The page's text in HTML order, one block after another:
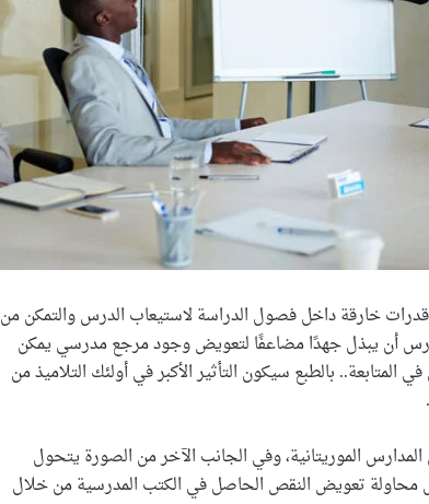
قدرات خارقة داخل فصول الدراسة لاستيعاب الدرس والتمكن من
أن يبذل جهدًا مضاعفًا لتعويض وجود مرجع مدرسي يمكن
بالطبع سيكون التأثير الأكبر في أولئك التلاميذ من
الموريتانية، وفي الجانب الآخر من الصورة يتحول
محاولة تعويض النقص الحاصل في الكتب المدرسية من خلال